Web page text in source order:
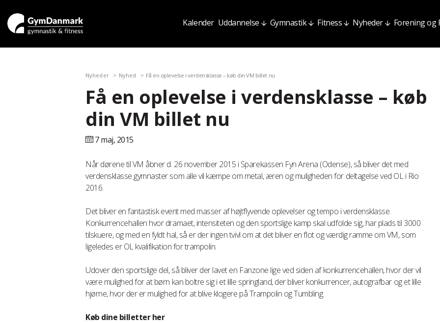
Kalender Uddannelse Gymnastik Fitness Nyheder Forening og
Nyheder Nyhed Få en oplevelse i verdensklasse – køb din VM billet nu
Få en oplevelse i verdensklasse – køb
din VM billet nu
7 maj, 2015
Når dørene til VM åbner d. 26 november 2015 i Sparekassen Fyn Arena (Odense), så bliver det med
verdensklasse gymnaster som alle vil kæmpe om metal, æren og muligheden for deltagelse ved OL i Rio
2016.
Det bliver en fantastisk event med masser af højtflyvende oplevelser og tempo i verdensklasse.
Konkurrencehallen hvor dramaet, intensiteten og den sportslige kamp skal udfolde sig, har plads til 3000
tilskuere, og med en fyldt hal, så er der ingen tvivl om at det bliver en flot og værdig ramme om VM, som
ligeledes er OL kvalifikation for trampolin.
Udover den sportslige del, så bliver der lavet en Fanzone lige ved siden af konkurrencehallen, hvor der vil
være mulighed for at børn kan boltre sig i et lille springland, der bliver konkurrencer, autografbar og et lille
hjørne, hvor der er mulighed for at blive klogere på Trampolin og Tumbling.
Køb dine billetter her